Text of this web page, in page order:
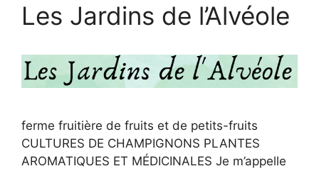
Les Jardins de l’Alvéole
ferme fruitière de fruits et de petits-fruits
CULTURES DE CHAMPIGNONS PLANTES
AROMATIQUES ET MÉDICINALES Je m’appelle